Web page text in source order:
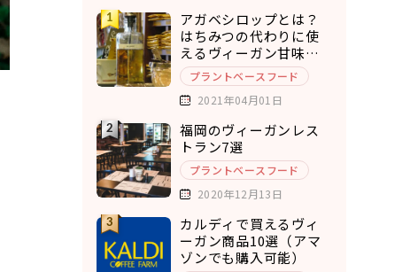
アガベシロップとは？
はちみつの代わりに使
えるヴィーガン甘味料8
選プラントベースフード
2021年04月01日
福岡のヴィーガンレス
トラン7選
プラントベースフード
2020年12月13日
カルディで買えるヴィ
ーガン商品10選（アマ
ゾンでも購入可能）